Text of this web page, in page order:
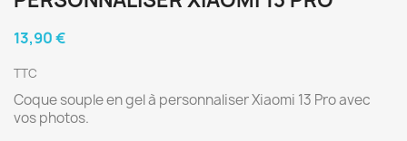
13,90 €
TTC
Coque souple en gel à personnaliser Xiaomi 13 Pro avec
vos photos.